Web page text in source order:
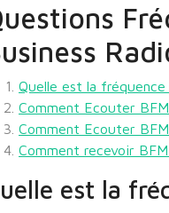
Quelle est la fréquence
Comment Ecouter
Comment Ecouter
Comment recevoir
est la